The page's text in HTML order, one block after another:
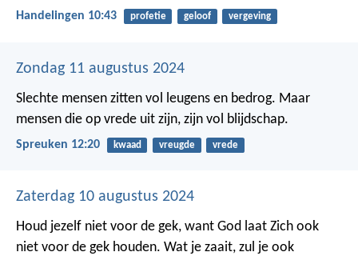
Handelingen 10:43 profetie geloof vergeving
Zondag 11 augustus 2024
Slechte mensen zitten vol leugens en bedrog. Maar
mensen die op vrede uit zijn, zijn vol blijdschap.
Spreuken 12:20 kwaad vreugde vrede
Zaterdag 10 augustus 2024
Houd jezelf niet voor de gek, want God laat Zich ook
niet voor de gek houden. Wat je zaait, zul je ook